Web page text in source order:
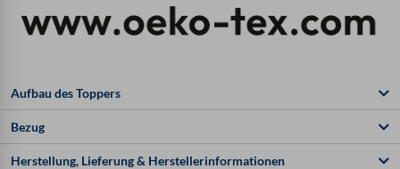
Aufbau des Toppers
Bezug
Herstellung, Lieferung & Herstellerinformationen